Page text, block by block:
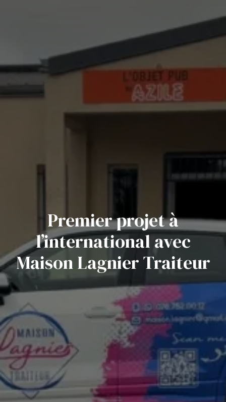
Premier projet à
l’international avec
Maison Lagnier Traiteur